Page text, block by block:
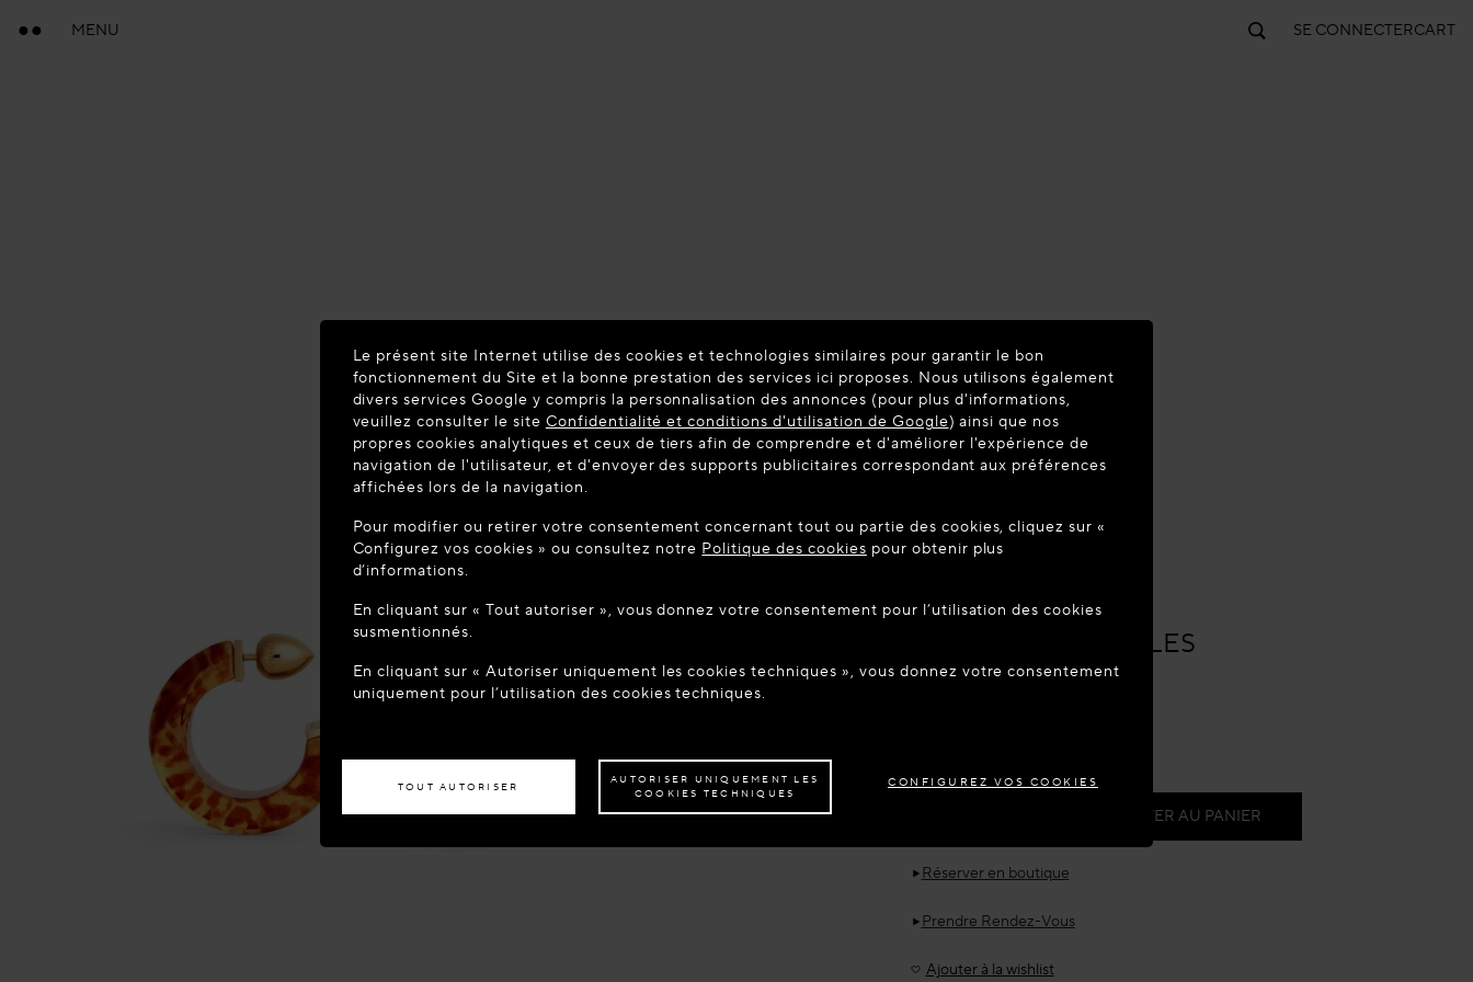
MENU SE CONNECTERCART
BIENVENUE SUR MAISON-ALAIA.COM
Vous semblez être dans le pays suivant : United States. Souhaitez-vous mettre à jour
votre localisation ?
ACCÉDER AU SITE : UNITED STATES RESTER SUR LE SITE : FRANCE
Si vous souhaitez être livré dans un autre pays,veuillez sélectionner votre destination.
Couleur: Brun
Accessoires Bijoux
BOUCLES D'OREILLES
CRÉOLES EDGE
AJOUTER AU PANIER
Réserver en boutique
Prendre Rendez-Vous
Ajouter à la wishlist
Le présent site Internet utilise des cookies et technologies similaires pour garantir le bon
fonctionnement du Site et la bonne prestation des services ici proposes. Nous utilisons également
divers services Google y compris la personnalisation des annonces (pour plus d'informations,
veuillez consulter le site Confidentialité et conditions d'utilisation de Google) ainsi que nos
propres cookies analytiques et ceux de tiers afin de comprendre et d'améliorer l'expérience de
navigation de l'utilisateur, et d'envoyer des supports publicitaires correspondant aux préférences
affichées lors de la navigation.
Pour modifier ou retirer votre consentement concernant tout ou partie des cookies, cliquez sur «
Configurez vos cookies » ou consultez notre Politique des cookies pour obtenir plus
d’informations.
En cliquant sur « Tout autoriser », vous donnez votre consentement pour l’utilisation des cookies
susmentionnés.
En cliquant sur « Autoriser uniquement les cookies techniques », vous donnez votre consentement
uniquement pour l’utilisation des cookies techniques.
TOUT AUTORISER
AUTORISER UNIQUEMENT LES
COOKIES TECHNIQUES
CONFIGUREZ VOS COOKIES